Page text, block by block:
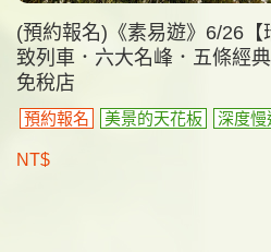
(預約報名)《素易遊》6/26
致列車．六大名峰．五條經
免稅店
預約報名 美景的天花板 深度慢
NT$